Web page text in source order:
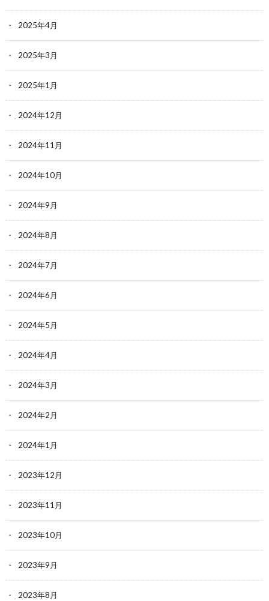
2025年4月
2025年3月
2025年1月
2024年12月
2024年11月
2024年10月
2024年9月
2024年8月
2024年7月
2024年6月
2024年5月
2024年4月
2024年3月
2024年2月
2024年1月
2023年12月
2023年11月
2023年10月
2023年9月
2023年8月